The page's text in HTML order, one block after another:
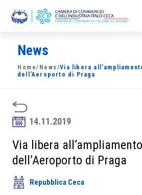
La Camera
News
Sviluppo Mercato
Soci
Partner
Progetti
News
Home/ News/Via libera
dell’Aeroporto di Praga
14.11.2019
Via libera
dell’Aeroporto di Praga
Repubblica Ceca